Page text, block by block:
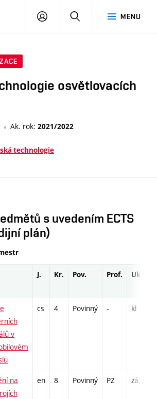
MENU
PŘIHLÁŠENÍ
osvětlovacích
Ak. rok: 2021/2022
technologie
s uvedením ECTS
plán)
J. Kr. Pov. Prof. Uk.
v
cs 4 Povinný - kl
na
en 8 Povinný PZ zá,zk